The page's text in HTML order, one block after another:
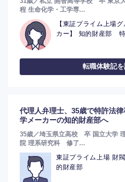
程 生命化学・工学専...
【東証プライム上場
カー】 知的財産部
転職体験記
代理人弁理士、35歳で特許法
学メーカーの知的財産部へ
35歳／埼玉県立高校 卒 国立大学
院 理系研究科 修了...
東証プライム上場 財
的財産部